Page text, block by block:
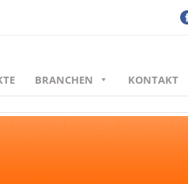
BRANCHEN KONTAKT